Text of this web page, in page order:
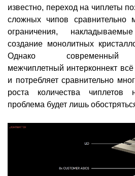
известно, переход на чиплеты
сложных чипов сравнительно
ограничения,
создание монолитных
Однако современный
межчиплетный интерконнект
и потребляет сравнительно
роста количества
проблема будет лишь